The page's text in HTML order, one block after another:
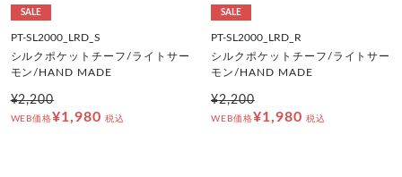
SALE
PT-SL2000_LRD_S
シルクポケットチーフ/ライトサー
モン/HAND MADE
¥2,200
WEB価格¥1,980 税込
SALE
PT-SL2000_LRD_R
シルクポケットチーフ/ライトサー
モン/HAND MADE
¥2,200
WEB価格¥1,980 税込